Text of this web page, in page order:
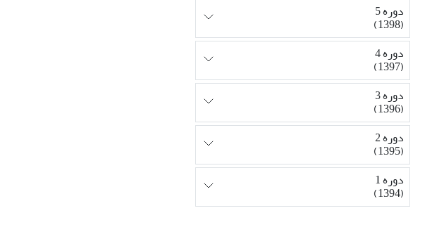
دوره 5
(1398)
دوره 4
(1397)
دوره 3
(1396)
دوره 2
(1395)
دوره 1
(1394)